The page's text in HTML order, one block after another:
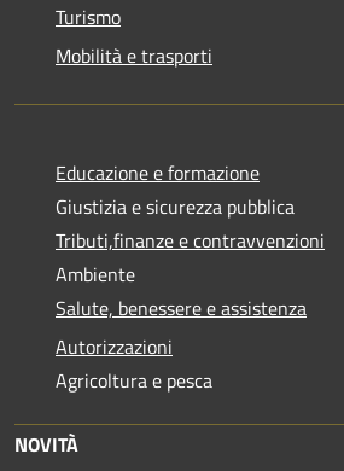
Turismo
Mobilità e trasporti
Educazione e formazione
Giustizia e sicurezza pubblica
Tributi,finanze e contravvenzioni
Ambiente
Salute, benessere e assistenza
Autorizzazioni
Agricoltura e pesca
NOVITÀ